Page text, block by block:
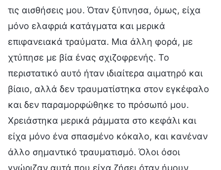
τις αισθήσεις μου. Όταν ξύπνησα, όμως, είχα
μόνο ελαφριά κατάγματα και μερικά
επιφανειακά τραύματα. Μια άλλη φορά, με
χτύπησε με βία ένας σχιζοφρενής. Το
περιστατικό αυτό ήταν ιδιαίτερα αιματηρό και
βίαιο, αλλά δεν τραυματίστηκα στον εγκέφαλο
και δεν παραμορφώθηκε το πρόσωπό μου.
Χρειάστηκα μερικά ράμματα στο κεφάλι και
είχα μόνο ένα σπασμένο κόκαλο, και κανέναν
άλλο σημαντικό τραυματισμό. Όλοι όσοι
γνώριζαν αυτά που είχα ζήσει όταν ήμουν